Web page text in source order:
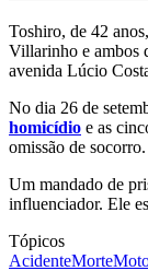
Toshiro, de 42 anos,
Villarinho e ambos
avenida Lúcio
No dia 26 de
homicídio e as
omissão de
Um mandado de
influenciador. Ele
Tópicos
AcidenteMorte